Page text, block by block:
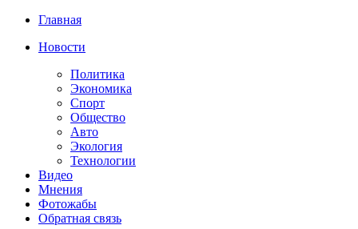
Главная
Новости
Политика
Экономика
Спорт
Общество
Авто
Экология
Технологии
Видео
Мнения
Фотожабы
Обратная связь